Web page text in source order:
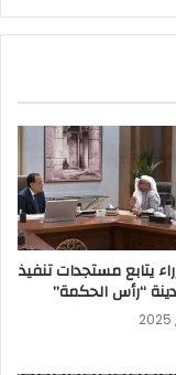
يتابع مستجدات تنفيذ
“رأس الحكمة”